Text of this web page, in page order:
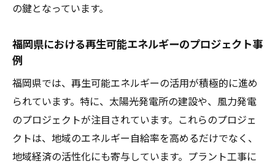
の鍵となっています。
福岡県における再生可能エネルギーのプロジェクト事
例
福岡県では、再生可能エネルギーの活用が積極的に進め
られています。特に、太陽光発電所の建設や、風力発電
のプロジェクトが注目されています。これらのプロジェ
クトは、地域のエネルギー自給率を高めるだけでなく、
地域経済の活性化にも寄与しています。プラント工事に